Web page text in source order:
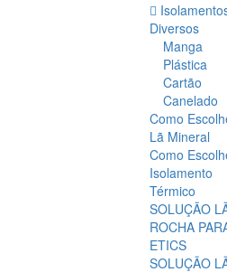
Diversos
Manga
Plástica
Cartão
Canelado
Como
Lã Mineral
Como
Isolamento
Térmico
SOLUÇÃO
ROCHA
ETICS
SOLUÇÃO